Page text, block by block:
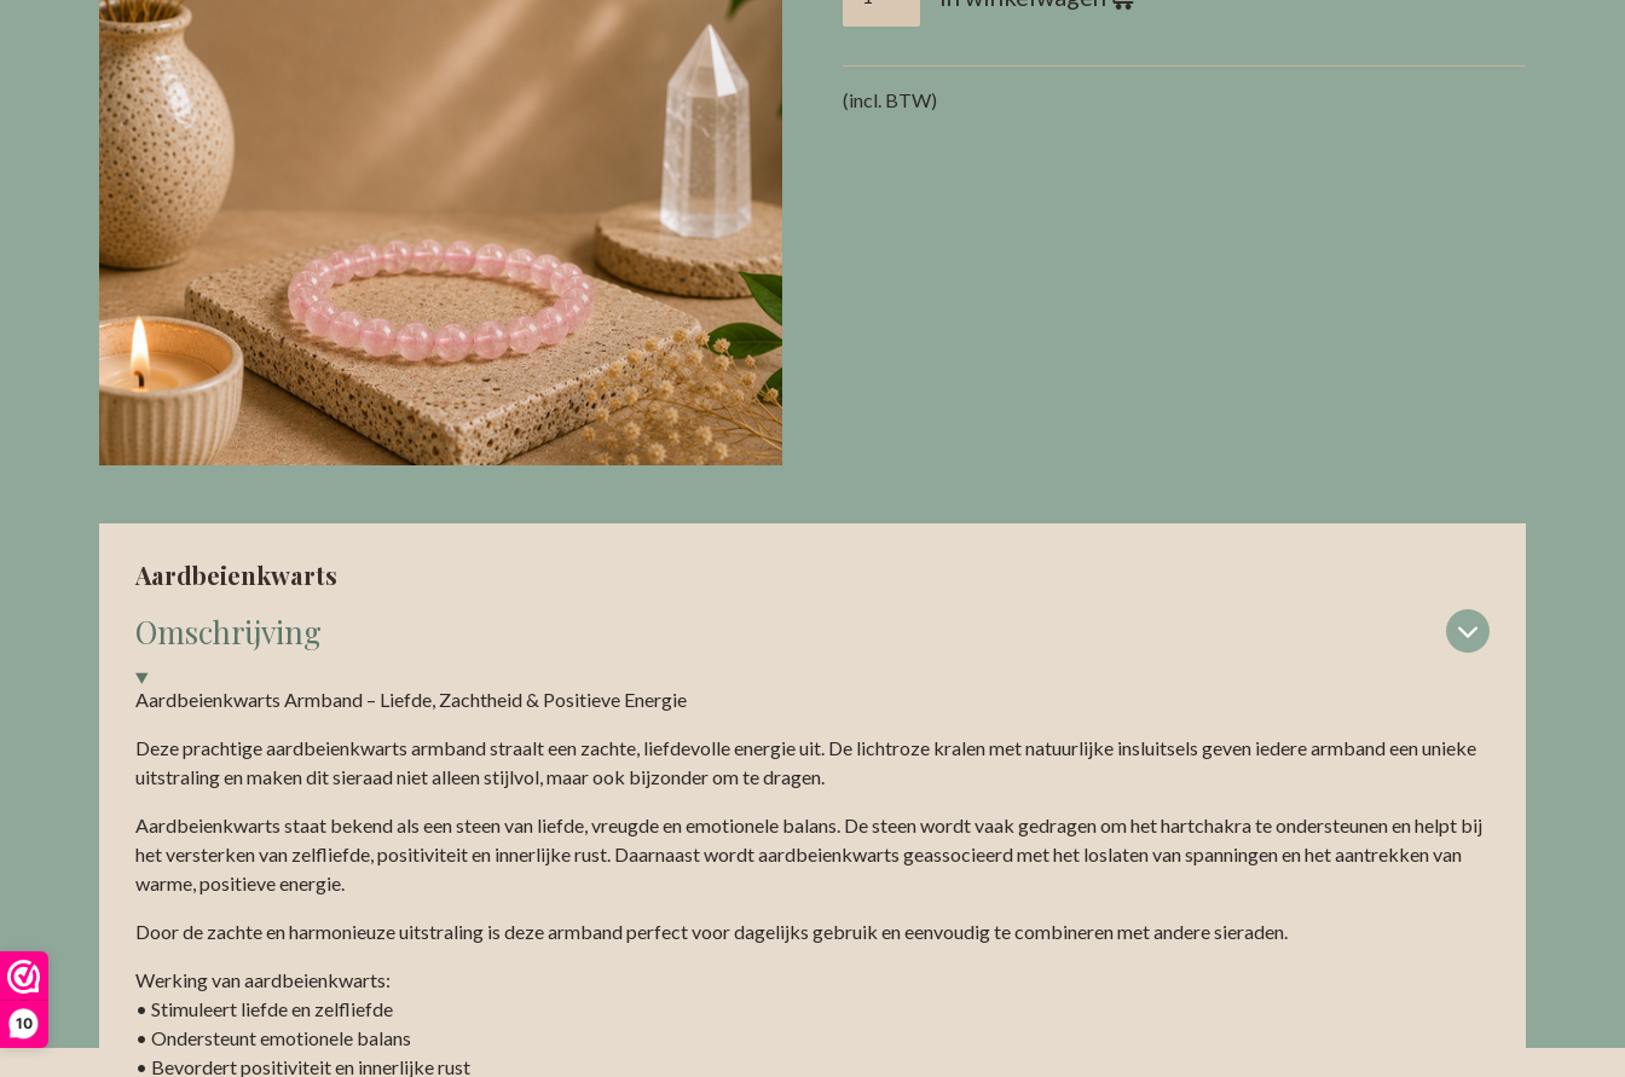
10
(incl. BTW)
Aardbeienkwarts
Omschrijving
Aardbeienkwarts Armband – Liefde, Zachtheid & Positieve Energie
Deze prachtige aardbeienkwarts armband straalt een zachte, liefdevolle energie uit. De lichtroze kralen met natuurlijke insluitsels geven iedere armband een unieke
uitstraling en maken dit sieraad niet alleen stijlvol, maar ook bijzonder om te dragen.
Aardbeienkwarts staat bekend als een steen van liefde, vreugde en emotionele balans. De steen wordt vaak gedragen om het hartchakra te ondersteunen en helpt bij
het versterken van zelfliefde, positiviteit en innerlijke rust. Daarnaast wordt aardbeienkwarts geassocieerd met het loslaten van spanningen en het aantrekken van
warme, positieve energie.
Door de zachte en harmonieuze uitstraling is deze armband perfect voor dagelijks gebruik en eenvoudig te combineren met andere sieraden.
Werking van aardbeienkwarts:
• Stimuleert liefde en zelfliefde
• Ondersteunt emotionele balans
• Bevordert positiviteit en innerlijke rust